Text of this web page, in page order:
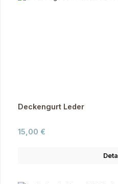
Deckengurt Leder
Regulärer Preis:
15,00 €